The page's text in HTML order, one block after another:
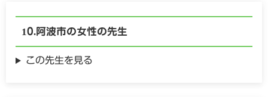
阿波市の女性の先生
この先生を見る